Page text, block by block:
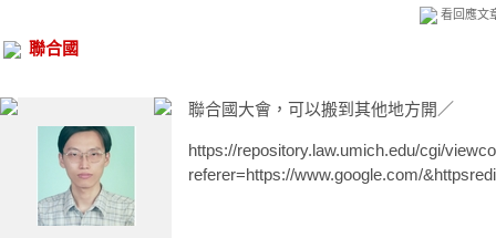
看回應文
聯合國
聯合國大會，可以搬到其他地方開／
https://repository.law.umich.edu/cgi/
referer=https://www.google.com/